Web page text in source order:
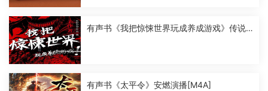
有声书《我把惊悚世界玩成养成游戏》传说
有声书《太平令》安燃演播[M4A]